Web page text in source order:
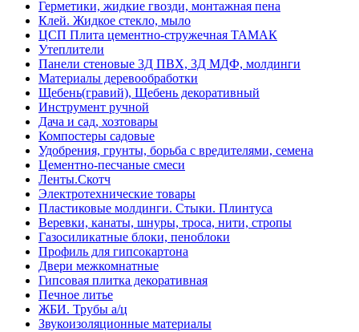
Герметики, жидкие гвозди, монтажная пена
Клей. Жидкое стекло, мыло
ЦСП Плита цементно-стружечная ТАМАК
Утеплители
Панели стеновые 3Д ПВХ, 3Д МДФ, молдинги
Материалы деревообработки
Щебень(гравий), Щебень декоративный
Инструмент ручной
Дача и сад, хозтовары
Компостеры садовые
Удобрения, грунты, борьба с вредителями, семена
Цементно-песчаные смеси
Ленты.Скотч
Электротехнические товары
Пластиковые молдинги. Стыки. Плинтуса
Веревки, канаты, шнуры, троса, нити, стропы
Газосиликатные блоки, пеноблоки
Профиль для гипсокартона
Двери межкомнатные
Гипсовая плитка декоративная
Печное литье
ЖБИ. Трубы а/ц
Звукоизоляционные материалы